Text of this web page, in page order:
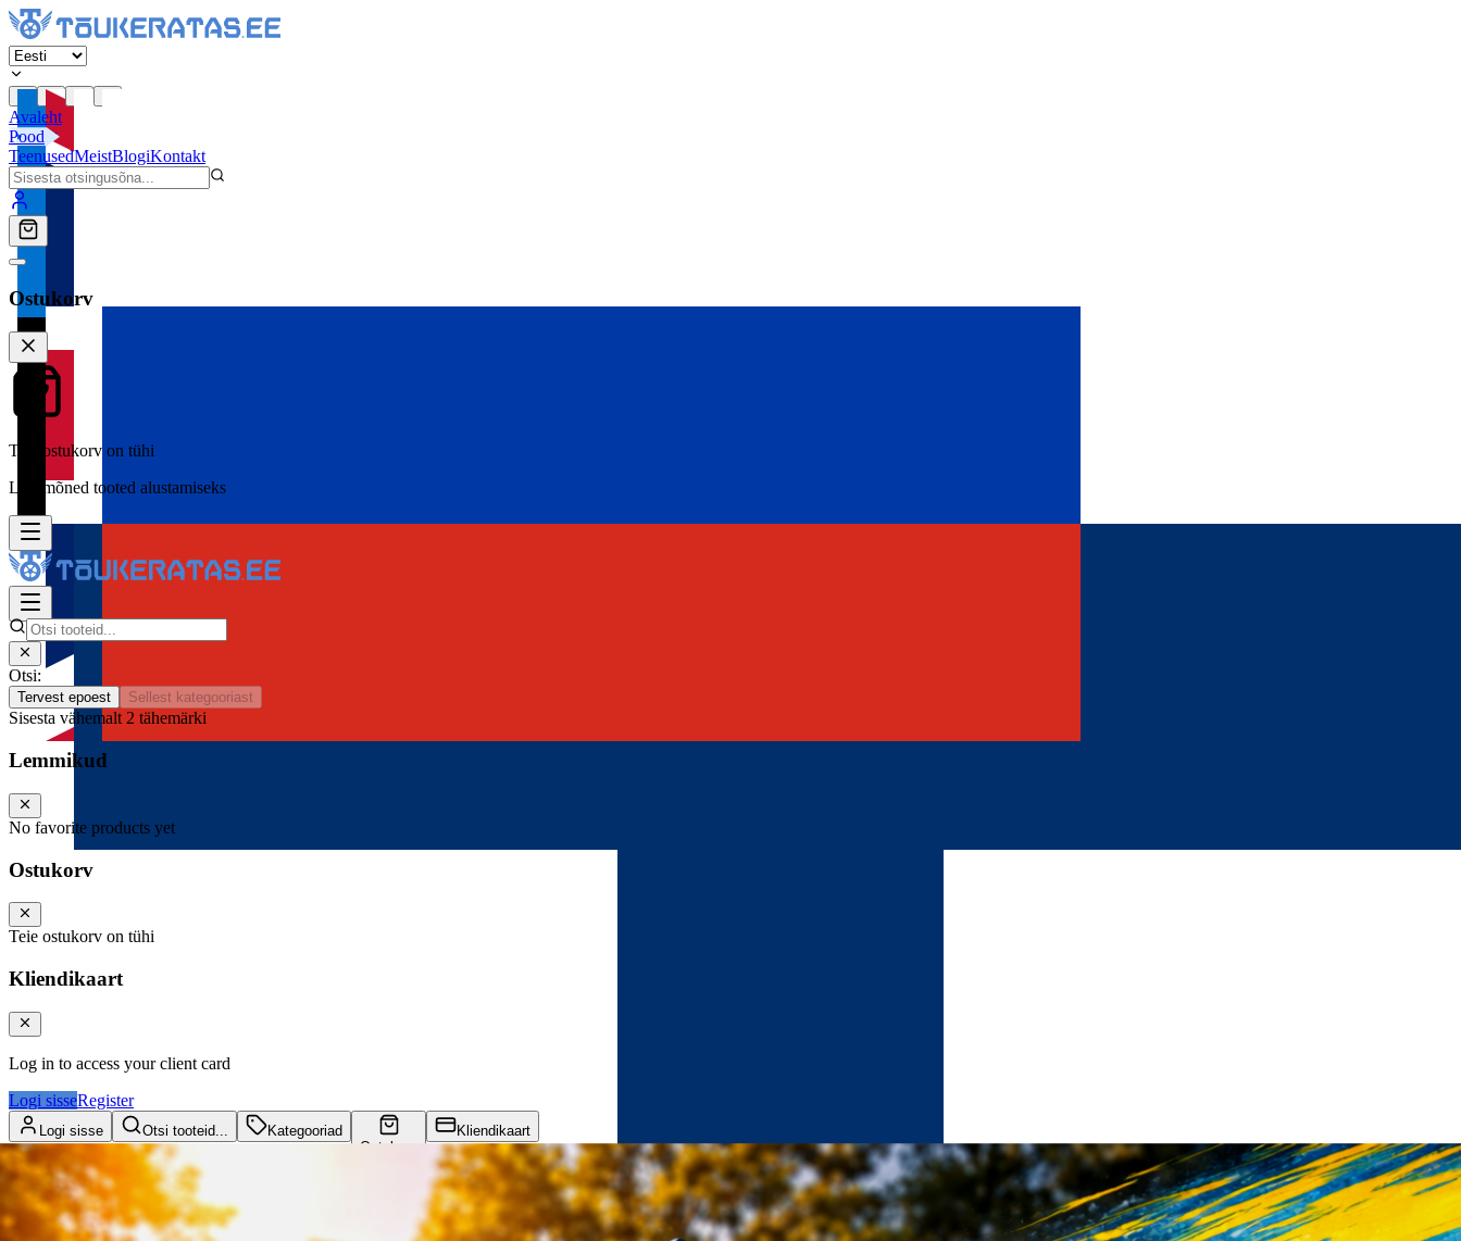
Avaleht
Pood
TeenusedMeistBlogiKontakt
Ostukorv
Teie ostukorv on tühi
Lisa mõned tooted alustamiseks
Otsi:
Tervest epoest Sellest kategooriast
Sisesta vähemalt 2 tähemärki
Lemmikud
No favorite products yet
Ostukorv
Teie ostukorv on tühi
Kliendikaart
Log in to access your client card
Logi sisseRegister
Logi sisse Otsi tooteid...
Kategooriad
Ostukorv
Kliendikaart